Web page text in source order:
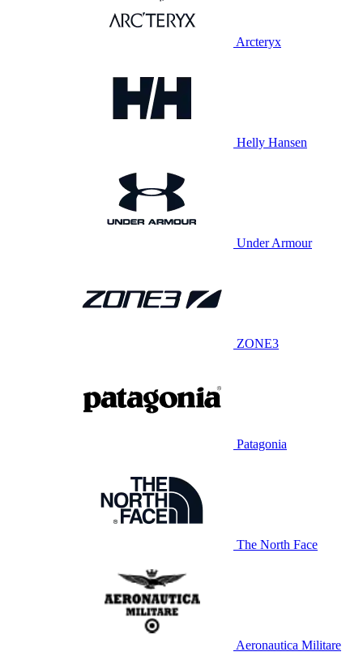
Arcteryx
Helly Hansen
Under Armour
ZONE3
Patagonia
The North Face
Aeronautica Militare